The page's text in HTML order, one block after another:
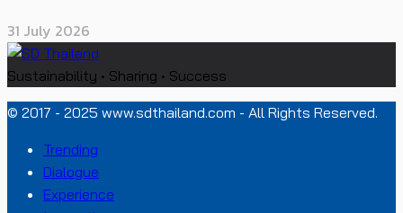
31 July 2026
Sustainability • Sharing • Success
© 2017 - 2025 www.sdthailand.com - All Rights Reserved.
Trending
Dialogue
Experience